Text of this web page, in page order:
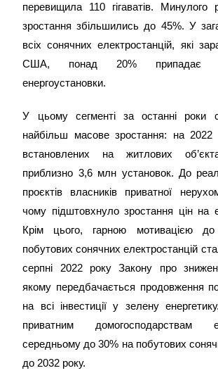
перевищила 110 гігаватів. Минулого
зростання збільшились до 45%. У
всіх сонячних електростанцій, які
США, понад 20% припадає
енергоустановки.
У цьому сегменті за останні роки
найбільш масове зростання: на 2022
встановлених на житлових
приблизно 3,6 млн установок. До
проєктів власників приватної
чому підштовхнуло зростання цін на
Крім цього, гарною мотивацією до
побутових сонячних електростанцій
серпні 2022 року Закону про
якому передбачається продовження
на всі інвестиції у зелену
приватним домогосподарствам
середньому до 30% на побутових
до 2032 року.